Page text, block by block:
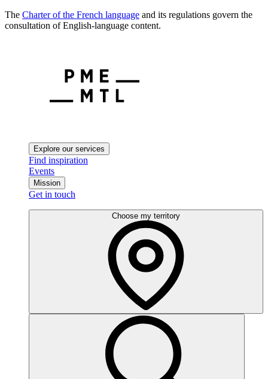
The Charter of the French language and its regulations govern the
consultation of English-language content.
Explore our services
Find inspiration
Events
Mission
Get in touch
Choose my territory